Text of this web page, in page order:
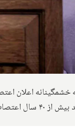
خشمگینانه اعلان
اعتصاب بس است